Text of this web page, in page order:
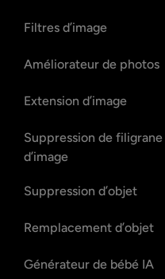
Filtres d’image
Améliorateur de photos
Extension d’image
Suppression de filigrane
d’image
Suppression d’objet
Remplacement d’objet
Générateur de bébé IA